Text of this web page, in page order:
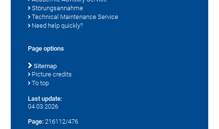
Störungsannahme
Technical Maintenance Service
Need help quickly?
Page options
Sitemap
Picture credits
To top
Last update:
04.03.2026
Page: 216112/476